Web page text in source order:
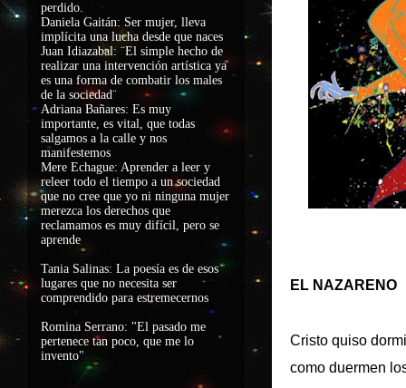
EL NAZARENO
Cristo quiso
como duermen
perdido.
Daniela Gaitán: Ser mujer, lleva
implícita una lucha desde que naces
Juan Idiazabal: ¨El simple hecho de
realizar una intervención artística ya
es una forma de combatir los males
de la sociedad¨
Adriana Bañares: Es muy
importante, es vital, que todas
salgamos a la calle y nos
manifestemos
Mere Echague: Aprender a leer y
releer todo el tiempo a un sociedad
que no cree que yo ni ninguna mujer
merezca los derechos que
reclamamos es muy difícil, pero se
aprende
Tania Salinas: La poesía es de esos
lugares que no necesita ser
comprendido para estremecernos
Romina Serrano: "El pasado me
pertenece tan poco, que me lo
invento"